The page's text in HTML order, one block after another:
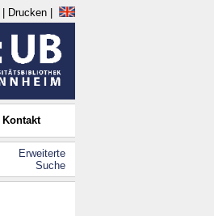
Drucken
Kontakt
Erweiterte
Suche